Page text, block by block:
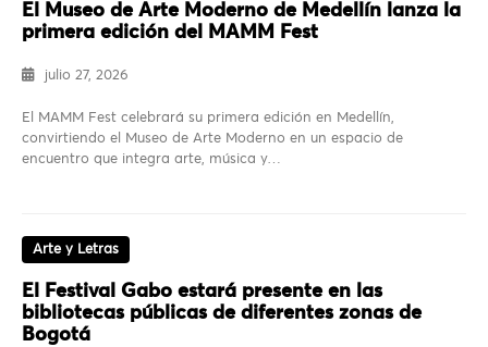
El Museo de Arte Moderno de Medellín lanza la
primera edición del MAMM Fest
julio 27, 2026
El MAMM Fest celebrará su primera edición en Medellín,
convirtiendo el Museo de Arte Moderno en un espacio de
encuentro que integra arte, música y…
Arte y Letras
El Festival Gabo estará presente en las
bibliotecas públicas de diferentes zonas de
Bogotá